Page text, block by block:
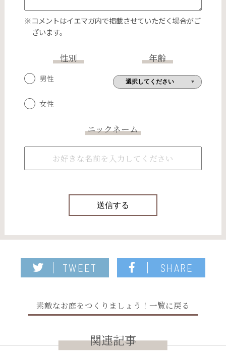
※コメントはイエマガ内で掲載させていただく場合がご
ざいます。
性別
男性
女性
年齢
ニックネーム
TWEET SHARE
素敵なお庭をつくりましょう！一覧に戻る
関連記事